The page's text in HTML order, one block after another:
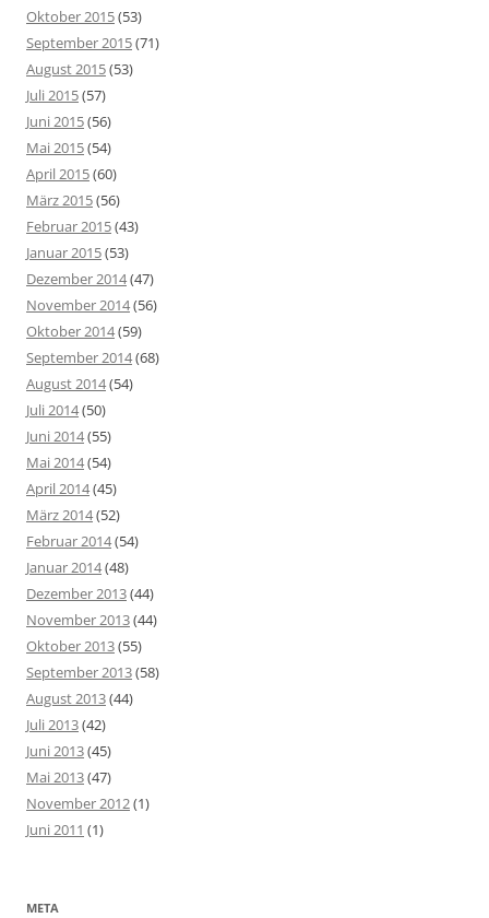
Oktober 2015(53)
September 2015(71)
August 2015(53)
Juli 2015(57)
Juni 2015(56)
Mai 2015(54)
April 2015(60)
März 2015(56)
Februar 2015(43)
Januar 2015(53)
Dezember 2014(47)
November 2014(56)
Oktober 2014(59)
September 2014(68)
August 2014(54)
Juli 2014(50)
Juni 2014(55)
Mai 2014(54)
April 2014(45)
März 2014(52)
Februar 2014(54)
Januar 2014(48)
Dezember 2013(44)
November 2013(44)
Oktober 2013(55)
September 2013(58)
August 2013(44)
Juli 2013(42)
Juni 2013(45)
Mai 2013(47)
November 2012(1)
Juni 2011 (1)
META